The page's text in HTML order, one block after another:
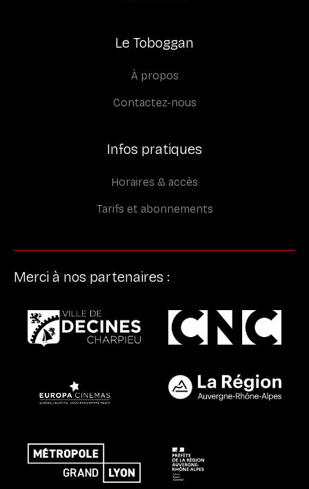
Le Toboggan
À propos
Contactez-nous
Infos pratiques
Horaires & accès
Tarifs et abonnements
Merci à nos partenaires :